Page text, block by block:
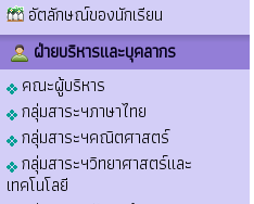
อัตลักษณ์ของนักเรียน
ฝ่ายบริหารและบุคลากร
คณะผู้บริหาร
กลุ่มสาระฯภาษาไทย
กลุ่มสาระฯคณิตศาสตร์
กลุ่มสาระฯวิทยาศาสตร์และ
เทคโนโลยี